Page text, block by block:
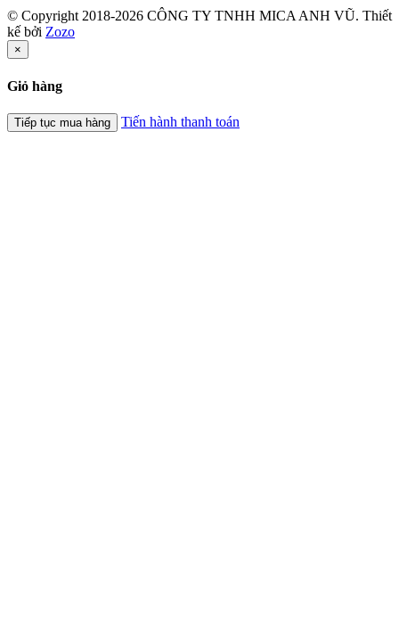
© Copyright 2018-2026 CÔNG TY TNHH MICA ANH VŨ. Thiết
kế bởi Zozo
×
Giỏ hàng
Tiếp tục mua hàng Tiến hành thanh toán